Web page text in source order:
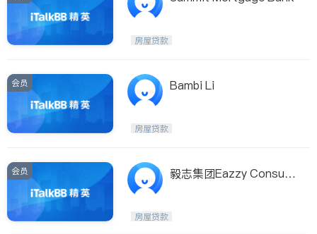
County
房屋贷款
会员 Bambi Li
房屋贷款
会员
毅志集团Eazzy Consulti
房屋贷款